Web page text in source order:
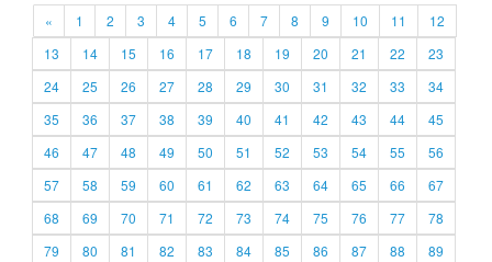
« 1 2 3 4 5 6 7 8 9 10 11
12
13
14 15 16 17 18 19 20 21 22
23
24
25 26 27 28 29 30 31 32 33
34
35
36 37 38 39 40 41 42 43 44
45
46
47 48 49 50 51 52 53 54 55
56
57
58 59 60 61 62 63 64 65 66
67
68
69 70 71 72 73 74 75 76 77
78
79
80 81 82 83 84 85 86 87 88
89